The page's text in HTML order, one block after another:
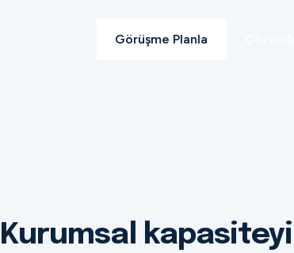
Görüşme Planla
Kurumsal kapasiteyi